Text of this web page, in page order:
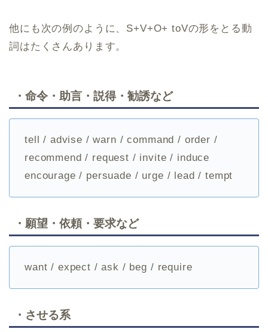
他にも次の例のように、S+V+O+ toVの形をとる動
詞はたくさんあります。
・命令・助言・説得・勧誘など
tell / advise / warn / command / order /
recommend / request / invite / induce
encourage / persuade / urge / lead / tempt
・願望・依頼・要求など
want / expect / ask / beg / require
・させる系